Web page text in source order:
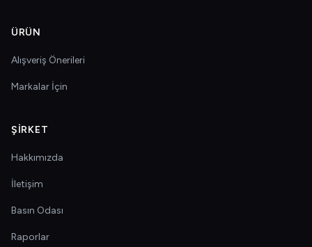
ÜRÜN
Alışveriş Önerileri
Markalar İçin
ŞIRKET
Hakkımızda
İletişim
Basın Odası
Raporlar